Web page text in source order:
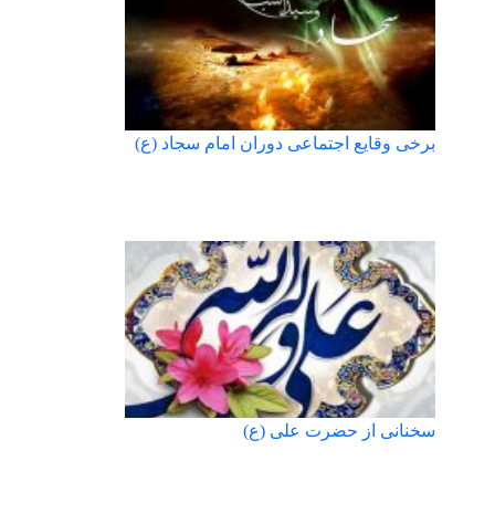
برخی وقایع اجتماعی دوران امام سجاد (ع)
سخنانی از حضرت علی (ع)